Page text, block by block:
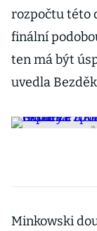
rozpočtu této
finální
ten má být
uvedla
Minkowski